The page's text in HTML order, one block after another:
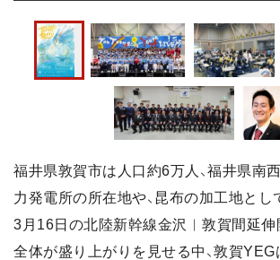
福井県敦賀市は人口約6万人、福井県南
力発電所の所在地や、昆布の加工地とし
3月16日の北陸新幹線金沢︱敦賀間延伸
全体が盛り上がりを見せる中、敦賀